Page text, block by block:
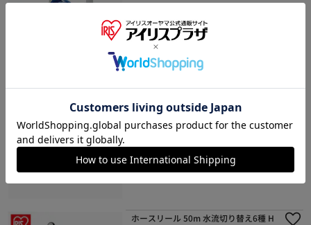
76ポイント(1倍)
(15)
ワイヤホースバンドドライバ締め 10
-13
¥260
(16)
ホースリール 50m 水流切り替え6種 H